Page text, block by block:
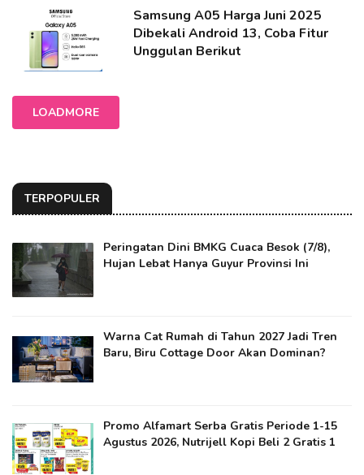
Samsung A05 Harga Juni 2025
Dibekali Android 13, Coba Fitur
Unggulan Berikut
LOADMORE
TERPOPULER
Peringatan Dini BMKG Cuaca Besok (7/8),
Hujan Lebat Hanya Guyur Provinsi Ini
Warna Cat Rumah di Tahun 2027 Jadi Tren
Baru, Biru Cottage Door Akan Dominan?
Promo Alfamart Serba Gratis Periode 1-15
Agustus 2026, Nutrijell Kopi Beli 2 Gratis 1